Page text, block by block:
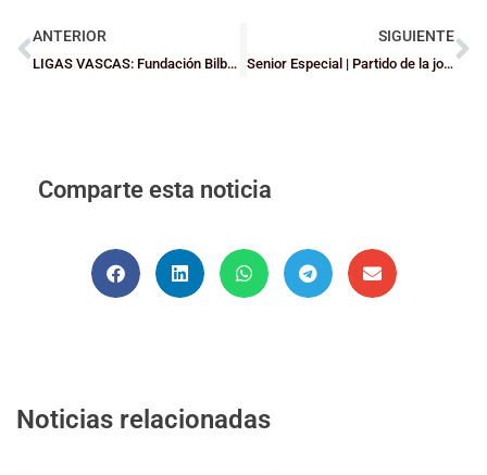
ANTERIOR
LIGAS VASCAS: Fundación Bilbao Basket y Loiola Indautxu cayeron en semifinales de las F4
SIGUIENTE
Senior Especial | Partido de la jornada: Loiola Indautxu Vs Jesuitinas (masc.) 70-73
Comparte esta noticia
Noticias relacionadas